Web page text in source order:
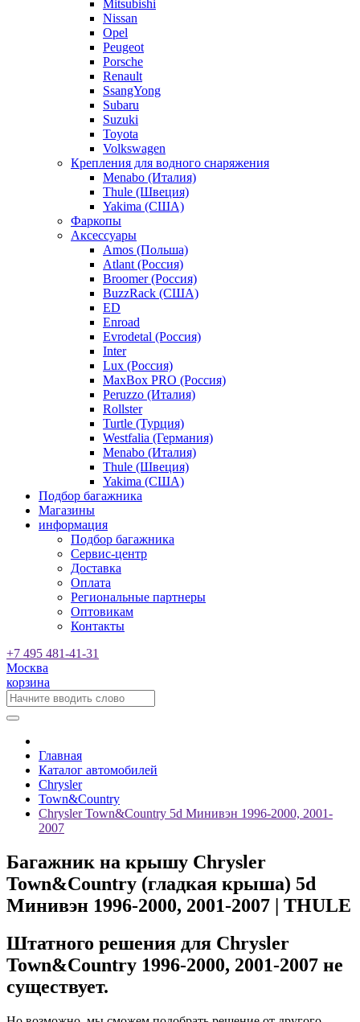
Mitsubishi
Nissan
Opel
Peugeot
Porsche
Renault
SsangYong
Subaru
Suzuki
Toyota
Volkswagen
Крепления для водного снаряжения
Menabo (Италия)
Thule (Швеция)
Yakima (США)
Фаркопы
Аксессуары
Amos (Польша)
Atlant (Россия)
Broomer (Россия)
BuzzRack (США)
ED
Enroad
Evrodetal (Россия)
Inter
Lux (Россия)
MaxBox PRO (Россия)
Peruzzo (Италия)
Rollster
Turtle (Турция)
Westfalia (Германия)
Menabo (Италия)
Thule (Швеция)
Yakima (США)
Подбор багажника
Магазины
информация
Подбор багажника
Сервис-центр
Доставка
Оплата
Региональные партнеры
Оптовикам
Контакты
+7 495 481-41-31
Москва
корзина
Главная
Каталог автомобилей
Chrysler
Town&Country
Chrysler Town&Country 5d Минивэн 1996-2000, 2001-
2007
Багажник на крышу Chrysler
Town&Country (гладкая крыша) 5d
Минивэн 1996-2000, 2001-2007 | THULE
Штатного решения для Chrysler
Town&Country 1996-2000, 2001-2007 не
существует.